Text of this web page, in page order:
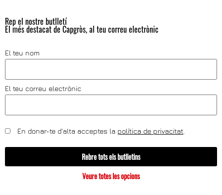
Rep el nostre butlletí
El més destacat de Capgròs, al teu correu electrònic
El teu nom
El teu correu electrònic
En donar-te d'alta acceptes la política de privacitat
Rebre tots els butlletins
Veure totes les opcions